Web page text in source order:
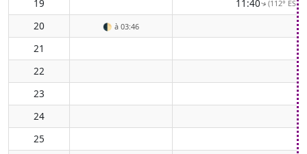
19 11:40↑(112° ESE)
20 🌓 à 03:46
21
22
23
24
25